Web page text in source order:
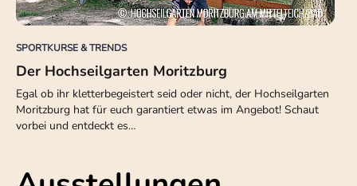
SPORTKURSE & TRENDS
Der Hochseilgarten Moritzburg
Egal ob ihr kletterbegeistert seid oder nicht, der Hochseilgarten
Moritzburg hat für euch garantiert etwas im Angebot! Schaut
vorbei und entdeckt es…